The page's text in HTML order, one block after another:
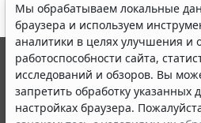
Мы обрабатываем локальные
браузера и используем
аналитики в целях улучшения и
работоспособности сайта,
исследований и обзоров. Вы
запретить обработку указанных
настройках браузера.
© ООО "НПП "ГАРАНТ-СЕРВИС",
выпускается с 1990 года.
являются участниками